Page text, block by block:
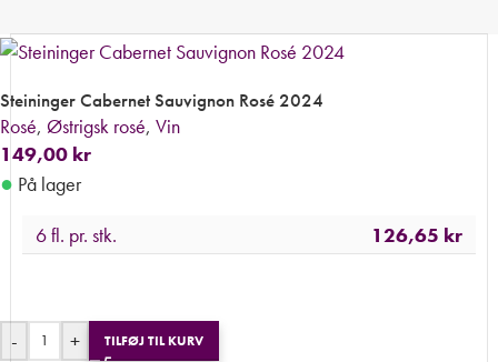
Steininger Cabernet Sauvignon Rosé 2024
Rosé, Østrigsk rosé, Vin
149,00 kr
● På lager
6 fl. pr. stk.
126,65 kr
- + TILFØJ TIL KURV